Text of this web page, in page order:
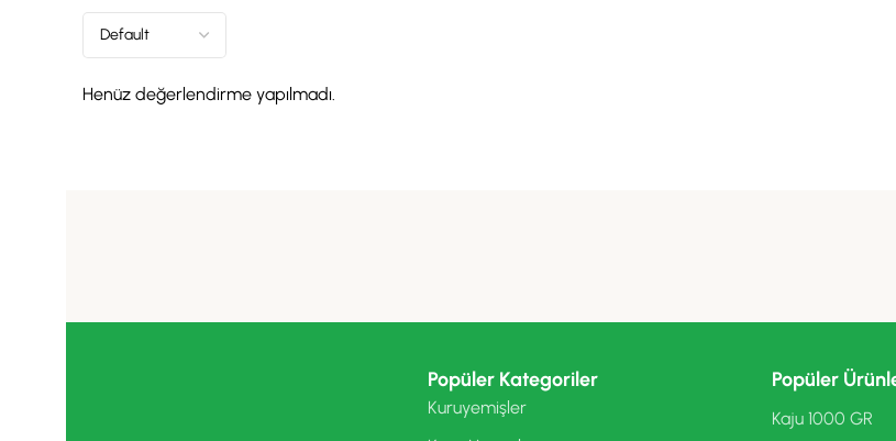
Henüz değerlendirme yapılmadı.
Popüler Kategoriler
Kuruyemişler
Popüler
Kaju 1000 GR